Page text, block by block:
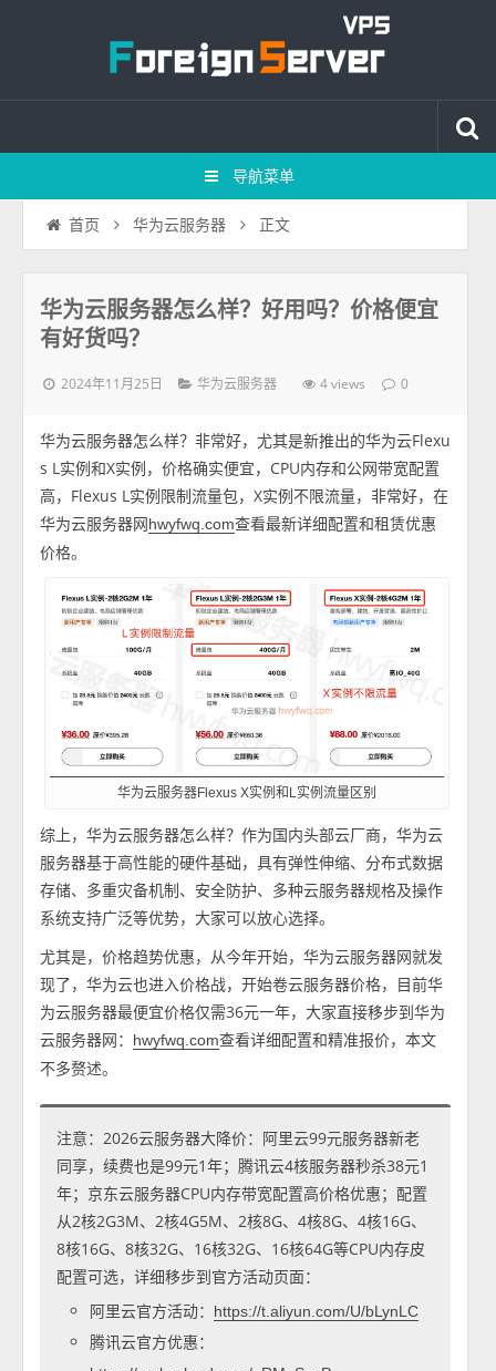
导航菜单
首页 华为云服务器 正文
华为云服务器怎么样？好用吗？价格便宜
有好货吗？
2024年11月25日 华为云服务器 4 views 0
华为云服务器怎么样？非常好，尤其是新推出的华为云Flexu
s L实例和X实例，价格确实便宜，CPU内存和公网带宽配置
高，Flexus L实例限制流量包，X实例不限流量，非常好，在
华为云服务器网hwyfwq.com查看最新详细配置和租赁优惠
价格。
华为云服务器Flexus X实例和L实例流量区别
综上，华为云服务器怎么样？作为国内头部云厂商，华为云
服务器基于高性能的硬件基础，具有弹性伸缩、分布式数据
存储、多重灾备机制、安全防护、多种云服务器规格及操作
系统支持广泛等优势，大家可以放心选择。
尤其是，价格趋势优惠，从今年开始，华为云服务器网就发
现了，华为云也进入价格战，开始卷云服务器价格，目前华
为云服务器最便宜价格仅需36元一年，大家直接移步到华为
云服务器网：
hwyfwq.com查看详细配置和精准报价，本文
不多赘述。
注意：2026云服务器大降价：阿里云99元服务器新老
同享，续费也是99元1年；腾讯云4核服务器秒杀38元1
年；京东云服务器CPU内存带宽配置高价格优惠；配置
从2核2G3M、2核4G5M、2核8G、4核8G、4核16G、
8核16G、8核32G、16核32G、16核64G等CPU内存皮
配置可选，详细移步到官方活动页面：
阿里云官方活动：
https://t.aliyun.com/U/bLynLC
腾讯云官方优惠：